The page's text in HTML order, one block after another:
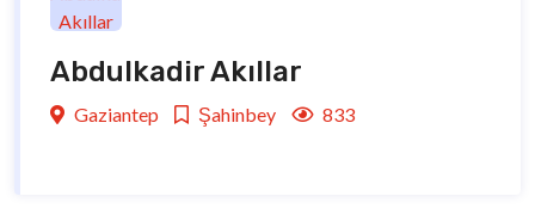
Abdulkadir Akıllar
Gaziantep Şahinbey 833